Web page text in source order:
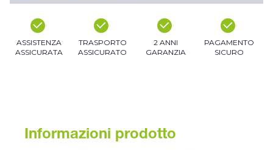
ASSISTENZA
ASSICURATA
TRASPORTO
ASSICURATO
2 ANNI
GARANZIA
PAGAMENTO
SICURO
Informazioni prodotto